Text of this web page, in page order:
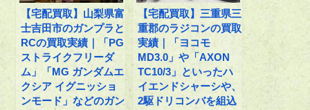
【宅配買取】山梨県富
士吉田市のガンプラと
RCの買取実績｜「PG
ストライクフリーダ
ム」「MG ガンダムエ
クシア イグニッショ
ンモード」などのガン
【宅配買取】三重県三
重郡のラジコンの買取
実績｜「ヨコモ
MD3.0」や「AXON
TC10/3」といったハ
イエンドシャーシや、
2駆ドリコンバを組込